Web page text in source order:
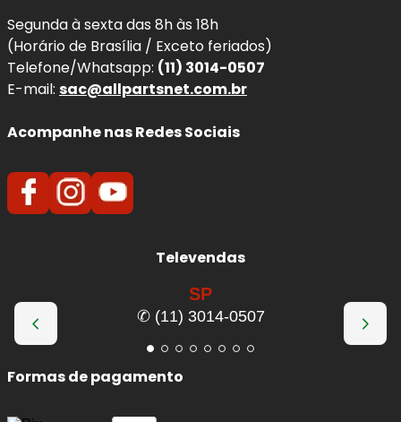
Segunda à sexta das 8h às 18h
(Horário de Brasília / Exceto feriados)
Telefone/Whatsapp: (11) 3014-0507
E-mail: sac@allpartsnet.com.br
Acompanhe nas Redes Sociais
Televendas
SP
✆ (11) 3014-0507
Formas de pagamento